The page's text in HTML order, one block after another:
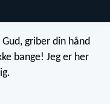
griber din hånd
bange! Jeg er her